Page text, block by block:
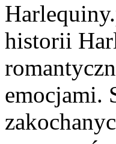
historii
emocjami.